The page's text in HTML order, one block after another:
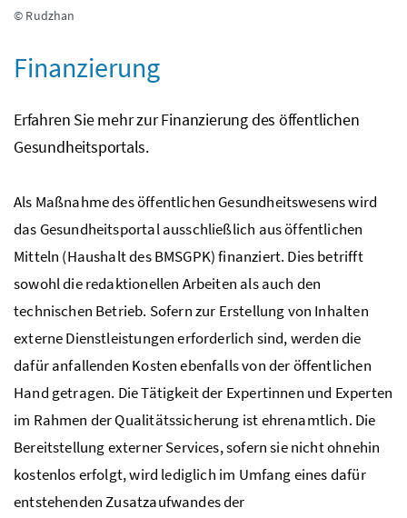
© Rudzhan
Finanzierung
Erfahren Sie mehr zur Finanzierung des öffentlichen
Gesundheitsportals.
Als Maßnahme des öffentlichen Gesundheitswesens wird
das Gesundheitsportal ausschließlich aus öffentlichen
Mitteln (Haushalt des BMSGPK) finanziert. Dies betrifft
sowohl die redaktionellen Arbeiten als auch den
technischen Betrieb. Sofern zur Erstellung von Inhalten
externe Dienstleistungen erforderlich sind, werden die
dafür anfallenden Kosten ebenfalls von der öffentlichen
Hand getragen. Die Tätigkeit der Expertinnen und Experten
im Rahmen der Qualitätssicherung ist ehrenamtlich. Die
Bereitstellung externer Services, sofern sie nicht ohnehin
kostenlos erfolgt, wird lediglich im Umfang eines dafür
entstehenden Zusatzaufwandes der